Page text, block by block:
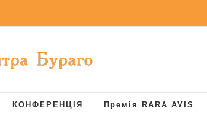
КОНФЕРЕНЦІЯ Премія RARA AVIS